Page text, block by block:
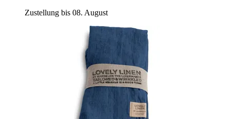
Zustellung bis 08. August